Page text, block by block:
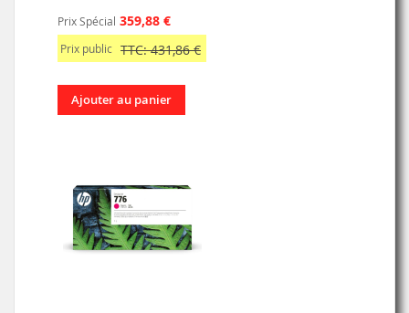
Prix Spécial 359,88 €
Prix public TTC: 431,86 €
Ajouter au panier